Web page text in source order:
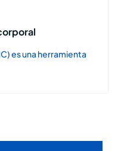
es una herramienta